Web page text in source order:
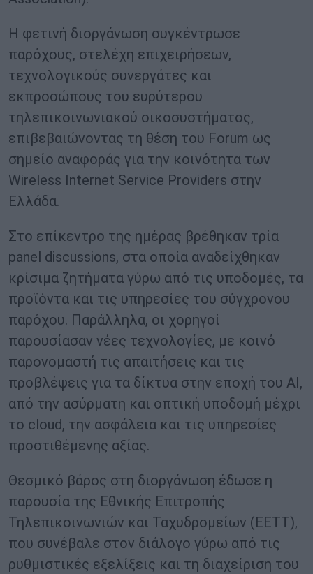
Η φετινή διοργάνωση συγκέντρωσε
παρόχους, στελέχη επιχειρήσεων,
τεχνολογικούς συνεργάτες και
εκπροσώπους του ευρύτερου
τηλεπικοινωνιακού οικοσυστήματος,
επιβεβαιώνοντας τη θέση του Forum ως
σημείο αναφοράς για την κοινότητα των
Wireless Internet Service Providers στην
Ελλάδα.
Στο επίκεντρο της ημέρας βρέθηκαν τρία
panel discussions, στα οποία αναδείχθηκαν
κρίσιμα ζητήματα γύρω από τις υποδομές, τα
προϊόντα και τις υπηρεσίες του σύγχρονου
παρόχου. Παράλληλα, οι χορηγοί
παρουσίασαν νέες τεχνολογίες, με κοινό
παρονομαστή τις απαιτήσεις και τις
προβλέψεις για τα δίκτυα στην εποχή του AI,
από την ασύρματη και οπτική υποδομή μέχρι
το cloud, την ασφάλεια και τις υπηρεσίες
προστιθέμενης αξίας.
Θεσμικό βάρος στη διοργάνωση έδωσε η
παρουσία της Εθνικής Επιτροπής
Τηλεπικοινωνιών και Ταχυδρομείων (ΕΕΤΤ),
που συνέβαλε στον διάλογο γύρω από τις
ρυθμιστικές εξελίξεις και τη διαχείριση του